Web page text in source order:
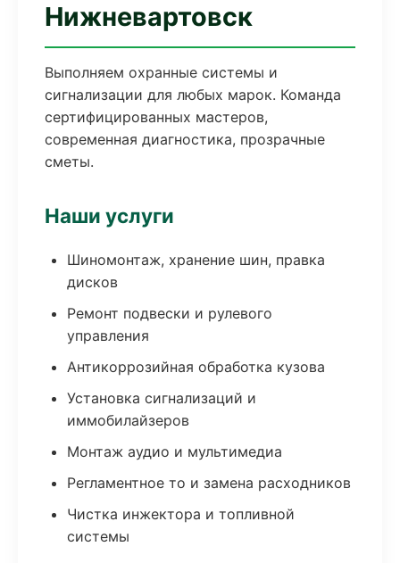
Нижневартовск
Выполняем охранные системы и
сигнализации для любых марок. Команда
сертифицированных мастеров,
современная диагностика, прозрачные
сметы.
Наши услуги
Шиномонтаж, хранение шин, правка
дисков
Ремонт подвески и рулевого
управления
Антикоррозийная обработка кузова
Установка сигнализаций и
иммобилайзеров
Монтаж аудио и мультимедиа
Регламентное то и замена расходников
Чистка инжектора и топливной
системы